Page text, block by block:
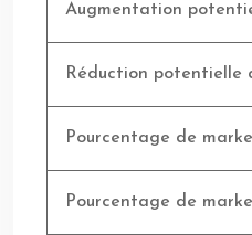
Augmentation
Réduction potentielle
Pourcentage de
Pourcentage de